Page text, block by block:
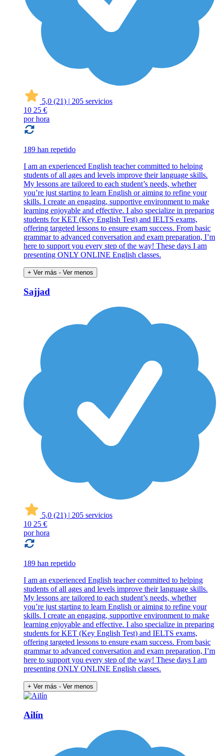
5,0 (21) | 205 servicios
10 25 €
por hora
189 han repetido
I am an experienced English teacher committed to helping
students of all ages and levels improve their language skills.
My lessons are tailored to each student’s needs, whether
you’re just starting to learn English or aiming to refine your
skills. I create an engaging, supportive environment to make
learning enjoyable and effective. I also specialize in preparing
students for KET (Key English Test) and IELTS exams,
offering targeted lessons to ensure exam success. From basic
grammar to advanced conversation and exam preparation, I’m
here to support you every step of the way! These days I am
presenting ONLY ONLINE English classes.
+ Ver más - Ver menos
Sajjad
5,0 (21) | 205 servicios
10 25 €
por hora
189 han repetido
I am an experienced English teacher committed to helping
students of all ages and levels improve their language skills.
My lessons are tailored to each student’s needs, whether
you’re just starting to learn English or aiming to refine your
skills. I create an engaging, supportive environment to make
learning enjoyable and effective. I also specialize in preparing
students for KET (Key English Test) and IELTS exams,
offering targeted lessons to ensure exam success. From basic
grammar to advanced conversation and exam preparation, I’m
here to support you every step of the way! These days I am
presenting ONLY ONLINE English classes.
+ Ver más - Ver menos
Ailín